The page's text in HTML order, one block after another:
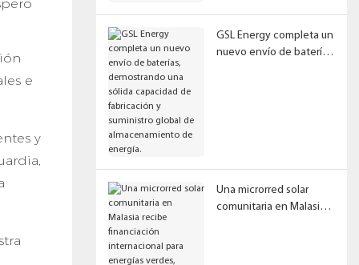
e
y
GSL Energy completa un
nuevo envío de baterías,
Una microrred solar
comunitaria en Malasia